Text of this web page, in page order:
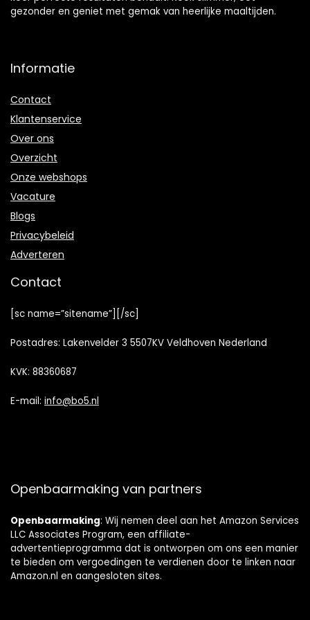
gezonder en geniet met gemak van heerlijke maaltijden.
Informatie
Contact
Klantenservice
Over ons
Overzicht
Onze webshops
Vacature
Blogs
Privacybeleid
Adverteren
Contact
[sc name=”sitename”][/sc]
Postadres: Lakenvelder 3 5507KV Veldhoven Nederland
KVK: 88360687
E-mail: info@bo5.nl
Openbaarmaking van partners
Openbaarmaking: Wij nemen deel aan het Amazon Services
LLC Associates Program, een affiliate-
advertentieprogramma dat is ontworpen om ons een manier
te bieden om vergoedingen te verdienen door te linken naar
Amazon.nl en aangesloten sites.